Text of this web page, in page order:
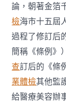
論，朝著金箔
檢海市十五屆
過程了修訂后
簡稱《條例》
查訂后的《條
業體檢其他監
給醫療美容辦